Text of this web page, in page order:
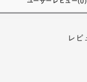
レビ